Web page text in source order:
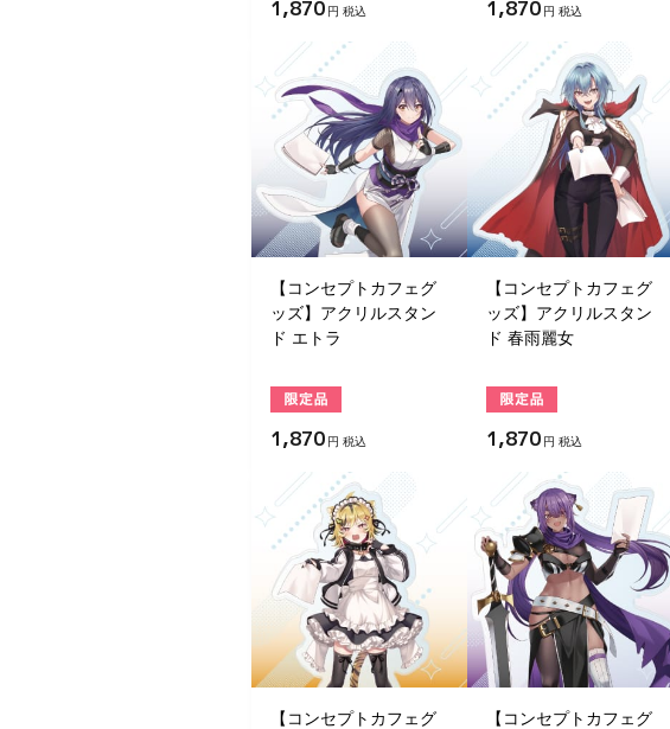
1,870 円 税込 1,870 円 税込
【コンセプトカフェグ
ッズ】アクリルスタン
ド エトラ
1,870 円 税込
【コンセプトカフェグ
ッズ】アクリルスタン
ド 春雨麗女
1,870 円 税込
【コンセプトカフェグ
【コンセプトカフェグ